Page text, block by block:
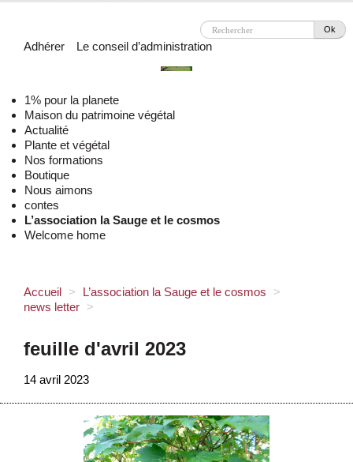
Ok
Adhérer Le conseil d’administration
1% pour la planete
Maison du patrimoine végétal
Actualité
Plante et végétal
Nos formations
Boutique
Nous aimons
contes
L’association la Sauge et le cosmos
Welcome home
Accueil > L’association la Sauge et le cosmos
>
news letter >
feuille d'avril 2023
14 avril 2023